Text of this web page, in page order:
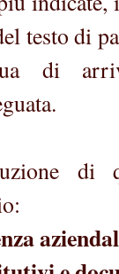
testo di
di
di